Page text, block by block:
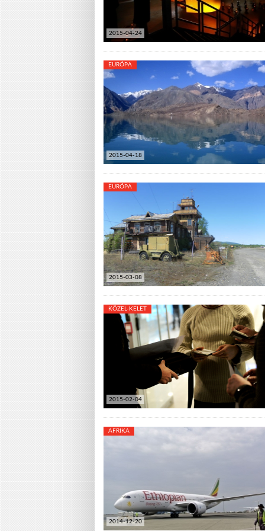
2015-04-24
2015-04-18
EURÓPA
2015-03-08
EURÓPA
2015-02-04
KÖZEL-KELET
2014-12-20
AFRIKA